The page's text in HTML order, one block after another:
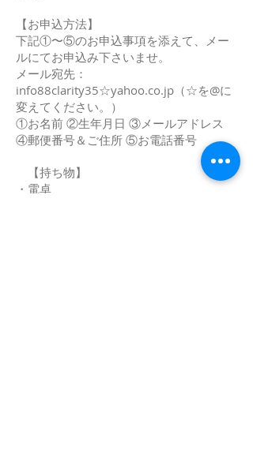
【お申込方法】
下記①〜⑤のお申込事項を添えて、メー
ルにてお申込み下さいませ。
メール宛先：
info88clarity35☆yahoo.co.jp（☆を@に
変えてください。）
①お名前 ②生年月日 ③メールアドレス
④郵便番号＆ご住所 ⑤お電話番号
【持ち物】
・電卓